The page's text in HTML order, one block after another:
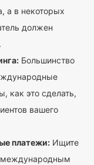
а в некоторых
должен
Большинство
как это сделать,
вашего
платежи: Ищите
международным